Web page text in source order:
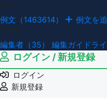
例文（1463614） 例文を
編集者（35） 編集ガイドラ
ログイン / 新規登録
ログイン
新規登録